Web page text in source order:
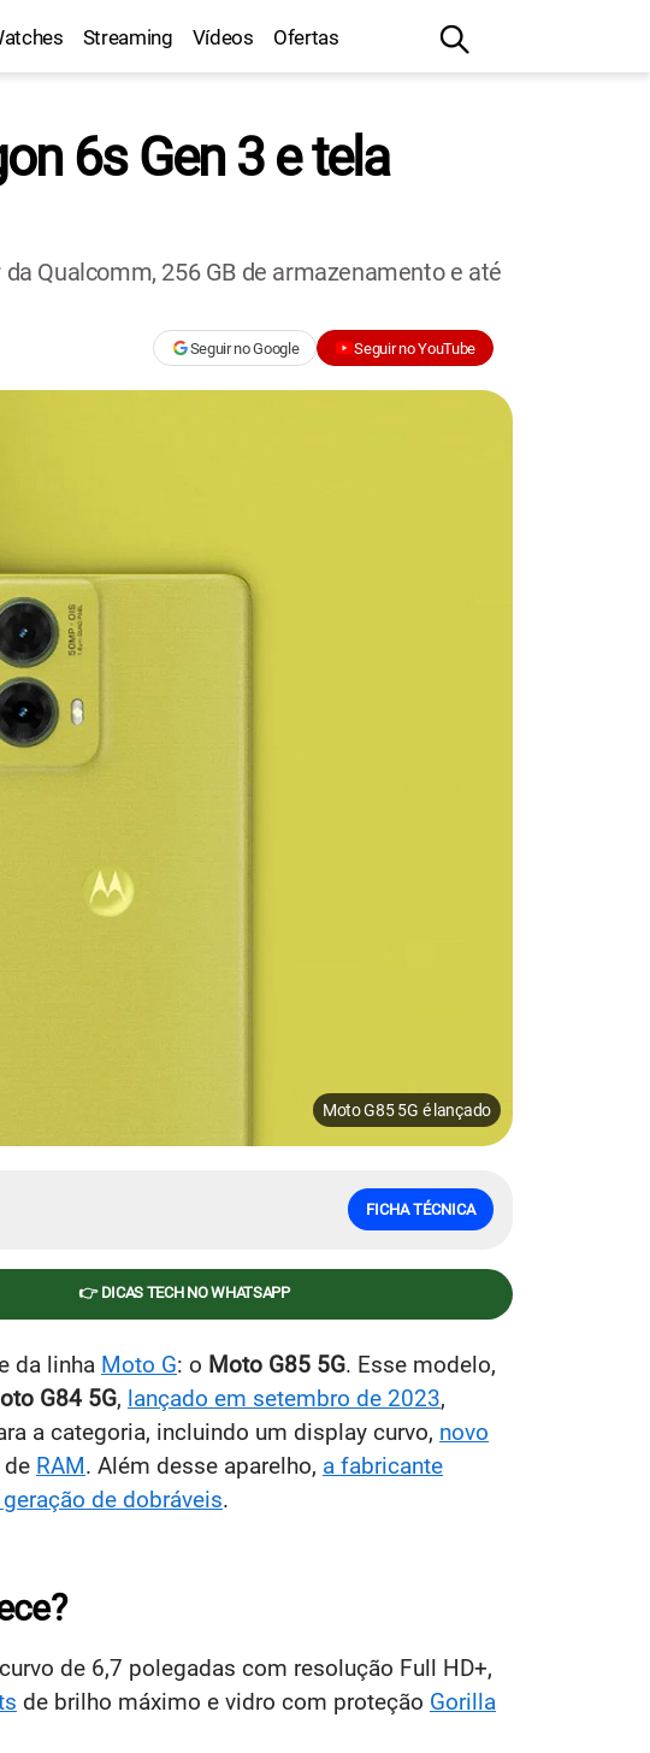
Streaming Vídeos Ofertas
6s Gen 3 e tela
Qualcomm, 256 GB de armazenamento e até
Seguir no Google Seguir no YouTube
Moto G85 5G é lançado
FICHA TÉCNICA
👉 DICAS TECH NO WHATSAPP
da linha Moto G: o Moto G85 5G. Esse modelo,
G84 5G, lançado em setembro de 2023,
a categoria, incluindo um display curvo, novo
de RAM. Além desse aparelho, a fabricante
de dobráveis.
curvo de 6,7 polegadas com resolução Full HD+,
de brilho máximo e vidro com proteção Gorilla